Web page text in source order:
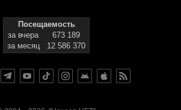
Посещаемость
за вчера
673 189
за месяц
12 586 370